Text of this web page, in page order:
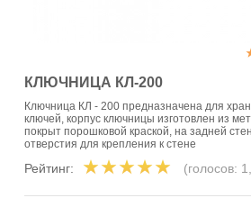
КЛЮЧНИЦА КЛ-200
Ключница КЛ - 200 предназначена для
ключей, корпус ключницы изготовлен из
покрыт порошковой краской, на задней
отверстия для крепления к стене
Рейтинг: (голосов: 1